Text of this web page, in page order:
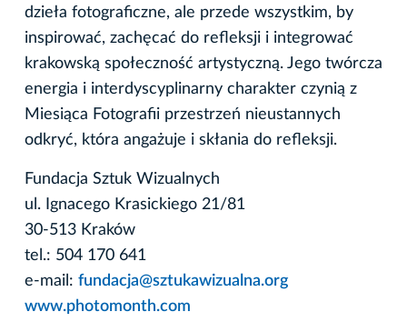
dzieła fotograficzne, ale przede wszystkim, by
inspirować, zachęcać do refleksji i integrować
krakowską społeczność artystyczną. Jego twórcza
energia i interdyscyplinarny charakter czynią z
Miesiąca Fotografii przestrzeń nieustannych
odkryć, która angażuje i skłania do refleksji.
Fundacja Sztuk Wizualnych
ul. Ignacego Krasickiego 21/81
30-513 Kraków
tel.: 504 170 641‬‬
e-mail: fundacja@sztukawizualna.org
www.photomonth.com